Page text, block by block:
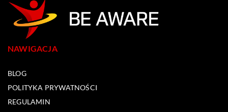
NAWIGACJA
BLOG
POLITYKA PRYWATNOŚCI
REGULAMIN